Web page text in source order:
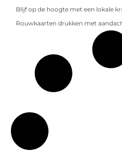
Blijf op de hoogte met een lokale
Rouwkaarten drukken met